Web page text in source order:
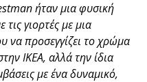
ήταν μια φυσική
γιορτές με μια
να προσεγγίζει το χρώμα
ΙΚΕΑ, αλλά την ίδια
με ένα δυναμικό,